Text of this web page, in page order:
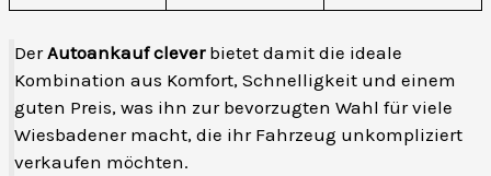
DerAutoankauf cleverbietet damit die ideale
Kombination aus Komfort, Schnelligkeit und einem
guten Preis, was ihn zur bevorzugten Wahl für viele
Wiesbadener macht, die ihr Fahrzeug unkompliziert
verkaufen möchten.